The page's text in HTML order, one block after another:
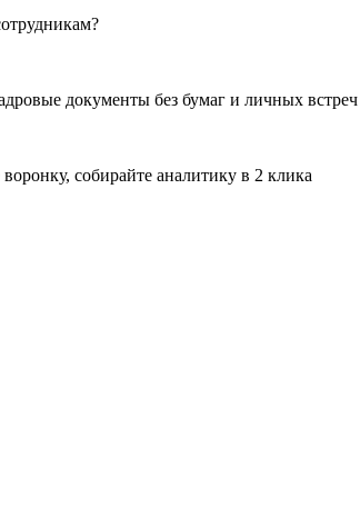
документы без бумаг и личных встреч
собирайте аналитику в 2 клика